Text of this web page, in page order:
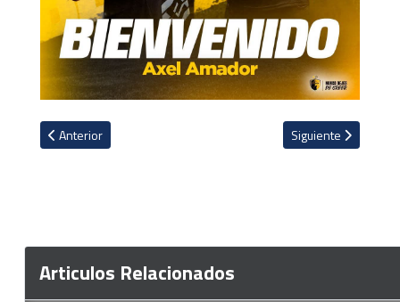
Artículo anterior: Ex gerente general de Alajuelense fue quien
Anterior Artículo siguiente:
Siguiente
Articulos Relacionados